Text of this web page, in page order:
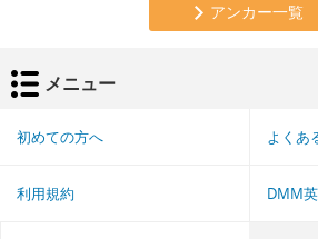
アンカー一覧
メニュー
初めての方へ よくあ
利用規約 DMM